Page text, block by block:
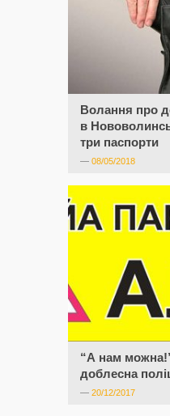
Волання про
в
три паспорти
— 08/05/2018
“А нам
доблесна
— 20/12/2017